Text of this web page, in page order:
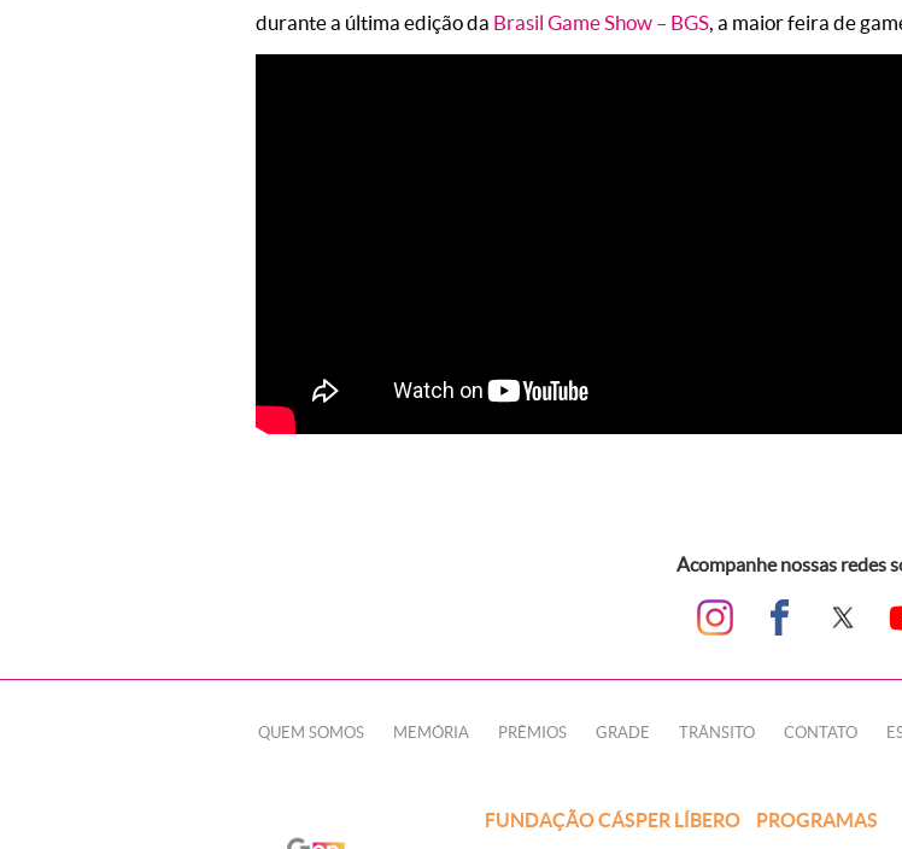
durante a última edição da Brasil Game Show – BGS, a maior feira de
Acompanhe nossas redes
QUEM SOMOS MEMÓRIA PRÊMIOS GRADE TRÂNSITO CONTATO
FUNDAÇÃO CÁSPER LÍBERO PROGRAMAS